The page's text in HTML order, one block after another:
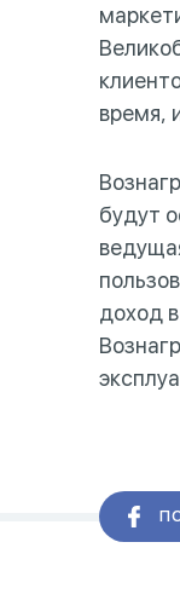
время,
будут
доход